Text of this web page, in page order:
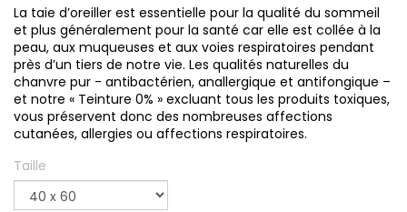
La taie d’oreiller est essentielle pour la qualité du sommeil
et plus généralement pour la santé car elle est collée à la
peau, aux muqueuses et aux voies respiratoires pendant
près d’un tiers de notre vie. Les qualités naturelles du
chanvre pur - antibactérien, anallergique et antifongique –
et notre « Teinture 0% » excluant tous les produits toxiques,
vous préservent donc des nombreuses affections
cutanées, allergies ou affections respiratoires.
Taille